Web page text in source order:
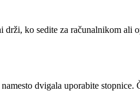
ko sedite za računalnikom ali
dvigala uporabite stopnice.